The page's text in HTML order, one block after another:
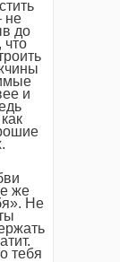
не
до
что
и
же
Не
тебя